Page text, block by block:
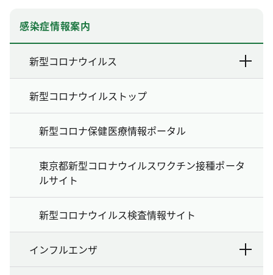
感染症情報案内
新型コロナウイルス
新型コロナウイルストップ
新型コロナ保健医療情報ポータル
東京都新型コロナウイルスワクチン接種ポータ
ルサイト
新型コロナウイルス検査情報サイト
インフルエンザ